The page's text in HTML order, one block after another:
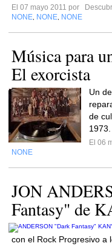
El 07 mayo 2011 por
NONE NONE NONE
Música para
El exorcista
Un
de
1973.
El 06
NONE
JON
Fantasy" de
con el Rock Progresivo a